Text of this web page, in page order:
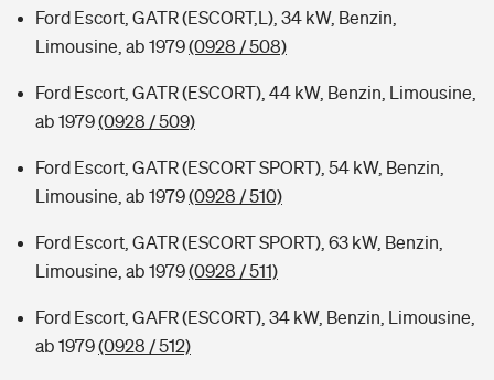
Ford Escort, GATR (ESCORT,L), 34 kW, Benzin,
Limousine, ab 1979(0928 / 508)
Ford Escort, GATR (ESCORT), 44 kW, Benzin, Limousine,
ab 1979(0928 / 509)
Ford Escort, GATR (ESCORT SPORT), 54 kW, Benzin,
Limousine, ab 1979(0928 / 510)
Ford Escort, GATR (ESCORT SPORT), 63 kW, Benzin,
Limousine, ab 1979(0928 / 511)
Ford Escort, GAFR (ESCORT), 34 kW, Benzin, Limousine,
ab 1979(0928 / 512)